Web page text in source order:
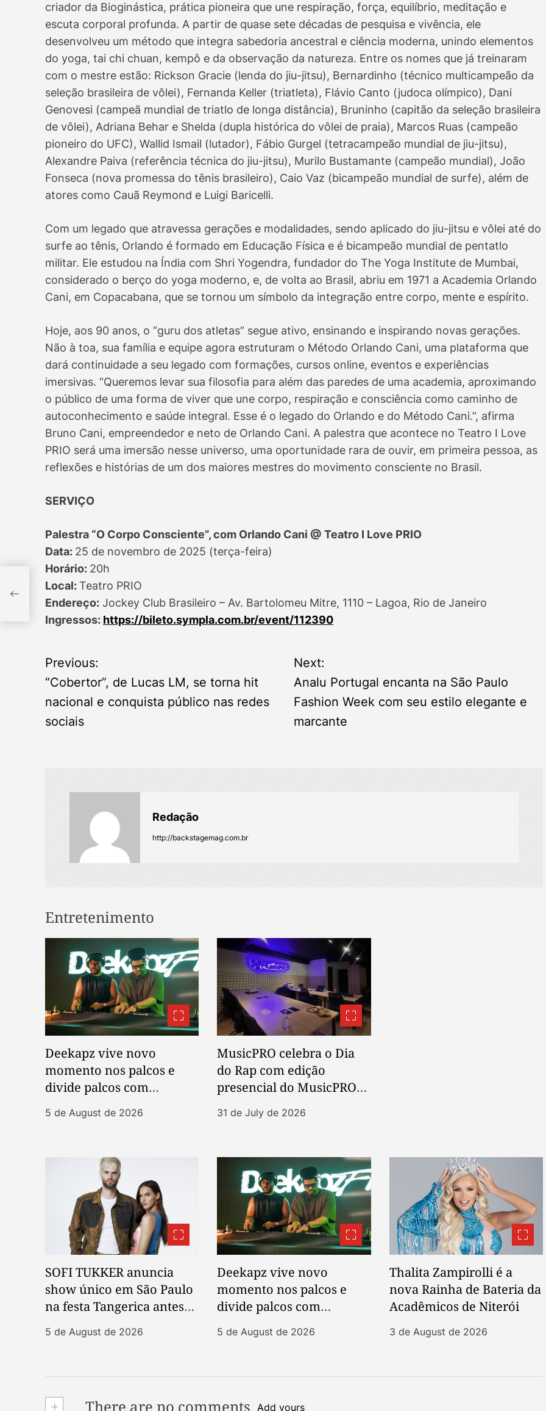
criador da Bioginástica, prática pioneira que une respiração, força, equilíbrio, meditação e
escuta corporal profunda. A partir de quase sete décadas de pesquisa e vivência, ele
desenvolveu um método que integra sabedoria ancestral e ciência moderna, unindo elementos
do yoga, tai chi chuan, kempô e da observação da natureza. Entre os nomes que já treinaram
com o mestre estão: Rickson Gracie (lenda do jiu-jitsu), Bernardinho (técnico multicampeão da
seleção brasileira de vôlei), Fernanda Keller (triatleta), Flávio Canto (judoca olímpico), Dani
Genovesi (campeã mundial de triatlo de longa distância), Bruninho (capitão da seleção brasileira
de vôlei), Adriana Behar e Shelda (dupla histórica do vôlei de praia), Marcos Ruas (campeão
pioneiro do UFC), Wallid Ismail (lutador), Fábio Gurgel (tetracampeão mundial de jiu-jitsu),
Alexandre Paiva (referência técnica do jiu-jitsu), Murilo Bustamante (campeão mundial), João
Fonseca (nova promessa do tênis brasileiro), Caio Vaz (bicampeão mundial de surfe), além de
atores como Cauã Reymond e Luigi Baricelli.
Com um legado que atravessa gerações e modalidades, sendo aplicado do jiu-jitsu e vôlei até do
surfe ao tênis, Orlando é formado em Educação Física e é bicampeão mundial de pentatlo
militar. Ele estudou na Índia com Shri Yogendra, fundador do The Yoga Institute de Mumbai,
considerado o berço do yoga moderno, e, de volta ao Brasil, abriu em 1971 a Academia Orlando
Cani, em Copacabana, que se tornou um símbolo da integração entre corpo, mente e espírito.
Hoje, aos 90 anos, o “guru dos atletas” segue ativo, ensinando e inspirando novas gerações.
Não à toa, sua família e equipe agora estruturam o Método Orlando Cani, uma plataforma que
dará continuidade a seu legado com formações, cursos online, eventos e experiências
imersivas. “Queremos levar sua filosofia para além das paredes de uma academia, aproximando
o público de uma forma de viver que une corpo, respiração e consciência como caminho de
autoconhecimento e saúde integral. Esse é o legado do Orlando e do Método Cani.”, afirma
Bruno Cani, empreendedor e neto de Orlando Cani. A palestra que acontece no Teatro I Love
PRIO será uma imersão nesse universo, uma oportunidade rara de ouvir, em primeira pessoa, as
reflexões e histórias de um dos maiores mestres do movimento consciente no Brasil.
SERVIÇO
Palestra “O Corpo Consciente”, com Orlando Cani @ Teatro I Love PRIO
Data: 25 de novembro de 2025 (terça-feira)
Horário: 20h
Local: Teatro PRIO
Endereço: Jockey Club Brasileiro – Av. Bartolomeu Mitre, 1110 – Lagoa, Rio de Janeiro
Ingressos: https://bileto.sympla.com.br/event/112390
P
o
s
n
a
v
i
a
o
n
Previous:
“Cobertor”, de Lucas LM, se torna hit
nacional e conquista público nas redes
sociais
Next:
Analu Portugal encanta na São Paulo
Fashion Week com seu estilo elegante e
marcante
Redação
http://backstagemag.com.br
Entretenimento
Deekapz vive novo
momento nos palcos e
divide palcos com
5 de August de 2026
MusicPRO celebra o Dia
do Rap com edição
presencial do MusicPRO
31 de July de 2026
SOFI TUKKER anuncia
show único em São Paulo
na festa Tangerica antes
in Rio
5 de August de 2026
Deekapz vive novo
momento nos palcos e
divide palcos com
5 de August de 2026
Thalita Zampirolli é a
nova Rainha de Bateria da
Acadêmicos de Niterói
3 de August de 2026
+ There are no comments Add yours